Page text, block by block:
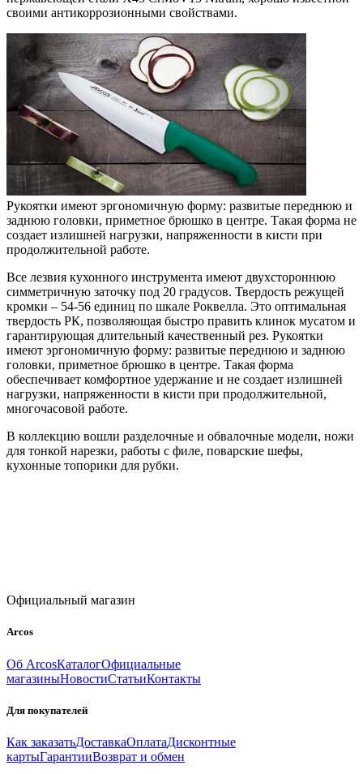
своими антикоррозионными свойствами.
Рукоятки имеют эргономичную форму: развитые переднюю и
заднюю головки, приметное брюшко в центре. Такая форма не
создает излишней нагрузки, напряженности в кисти при
продолжительной работе.
Все лезвия кухонного инструмента имеют двухстороннюю
симметричную заточку под 20 градусов. Твердость режущей
кромки – 54-56 единиц по шкале Роквелла. Это оптимальная
твердость РК, позволяющая быстро править клинок мусатом и
гарантирующая длительный качественный рез. Рукоятки
имеют эргономичную форму: развитые переднюю и заднюю
головки, приметное брюшко в центре. Такая форма
обеспечивает комфортное удержание и не создает излишней
нагрузки, напряженности в кисти при продолжительной,
многочасовой работе.
В коллекцию вошли разделочные и обвалочные модели, ножи
для тонкой нарезки, работы с филе, поварские шефы,
кухонные топорики для рубки.
Официальный магазин
Arcos
Об ArcosКаталогОфициальные
магазиныНовостиСтатьиКонтакты
Для покупателей
Как заказатьДоставкаОплатаДисконтные
картыГарантииВозврат и обмен